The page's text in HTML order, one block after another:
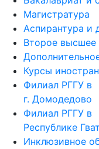
Магистратура
Аспирантура и
Второе высшее
Курсы
Филиал РГГУ в
г. Домодедово
Филиал РГГУ в
Республике
Инклюзивное